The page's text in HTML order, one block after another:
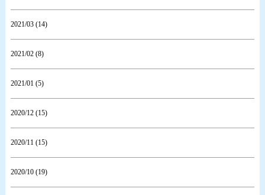
2021/03 (14)
2021/02 (8)
2021/01 (5)
2020/12 (15)
2020/11 (15)
2020/10 (19)